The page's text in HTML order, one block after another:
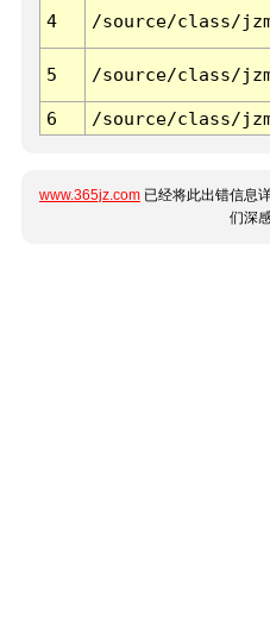
4 /source/class/
5 /source/class/
6 /source/class/
www.365jz.com 已经将此出错信息
们深